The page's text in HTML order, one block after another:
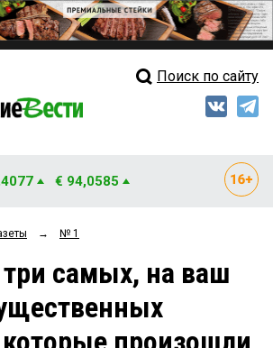
Свежий выпуск
Рейтинги
Блоги
Поиск по сайту
€ 94,0585
→ № 1
три самых, на ваш